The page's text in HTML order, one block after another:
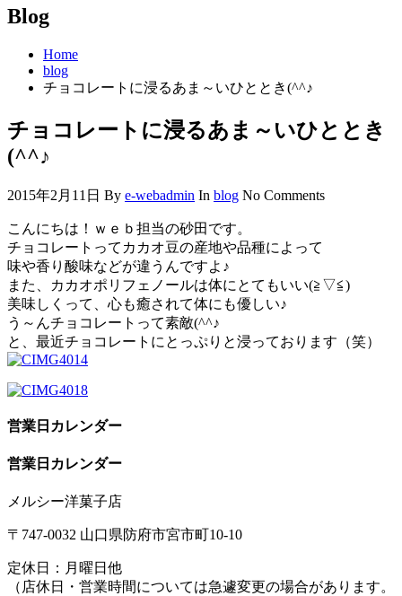
Blog
Home
blog
チョコレートに浸るあま～いひととき(^^♪
チョコレートに浸るあま～いひととき
(^^♪
2015年2月11日 By e-webadmin In blog No Comments
こんにちは！ｗｅｂ担当の砂田です。
チョコレートってカカオ豆の産地や品種によって
味や香り酸味などが違うんですよ♪
また、カカオポリフェノールは体にとてもいい(≧▽≦)
美味しくって、心も癒されて体にも優しい♪
う～んチョコレートって素敵(^^♪
と、最近チョコレートにとっぷりと浸っております（笑）
営業日カレンダー
営業日カレンダー
メルシー洋菓子店
〒747-0032 山口県防府市宮市町10-10
定休日：月曜日他
（店休日・営業時間については急遽変更の場合があります。